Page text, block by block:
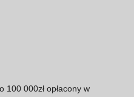
100 000zł opłacony w